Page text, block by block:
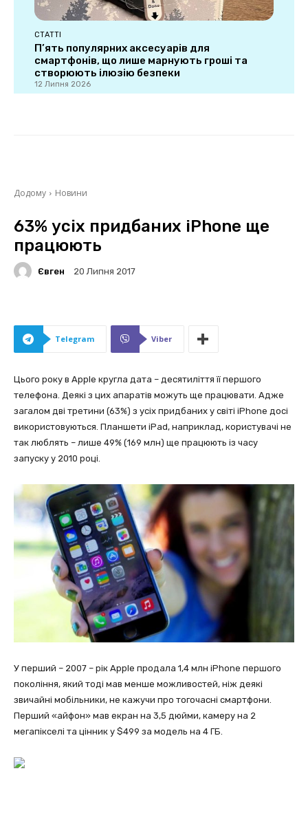
СТАТТІ
П’ять популярних аксесуарів для
смартфонів, що лише марнують гроші та
створюють ілюзію безпеки
12 Липня 2026